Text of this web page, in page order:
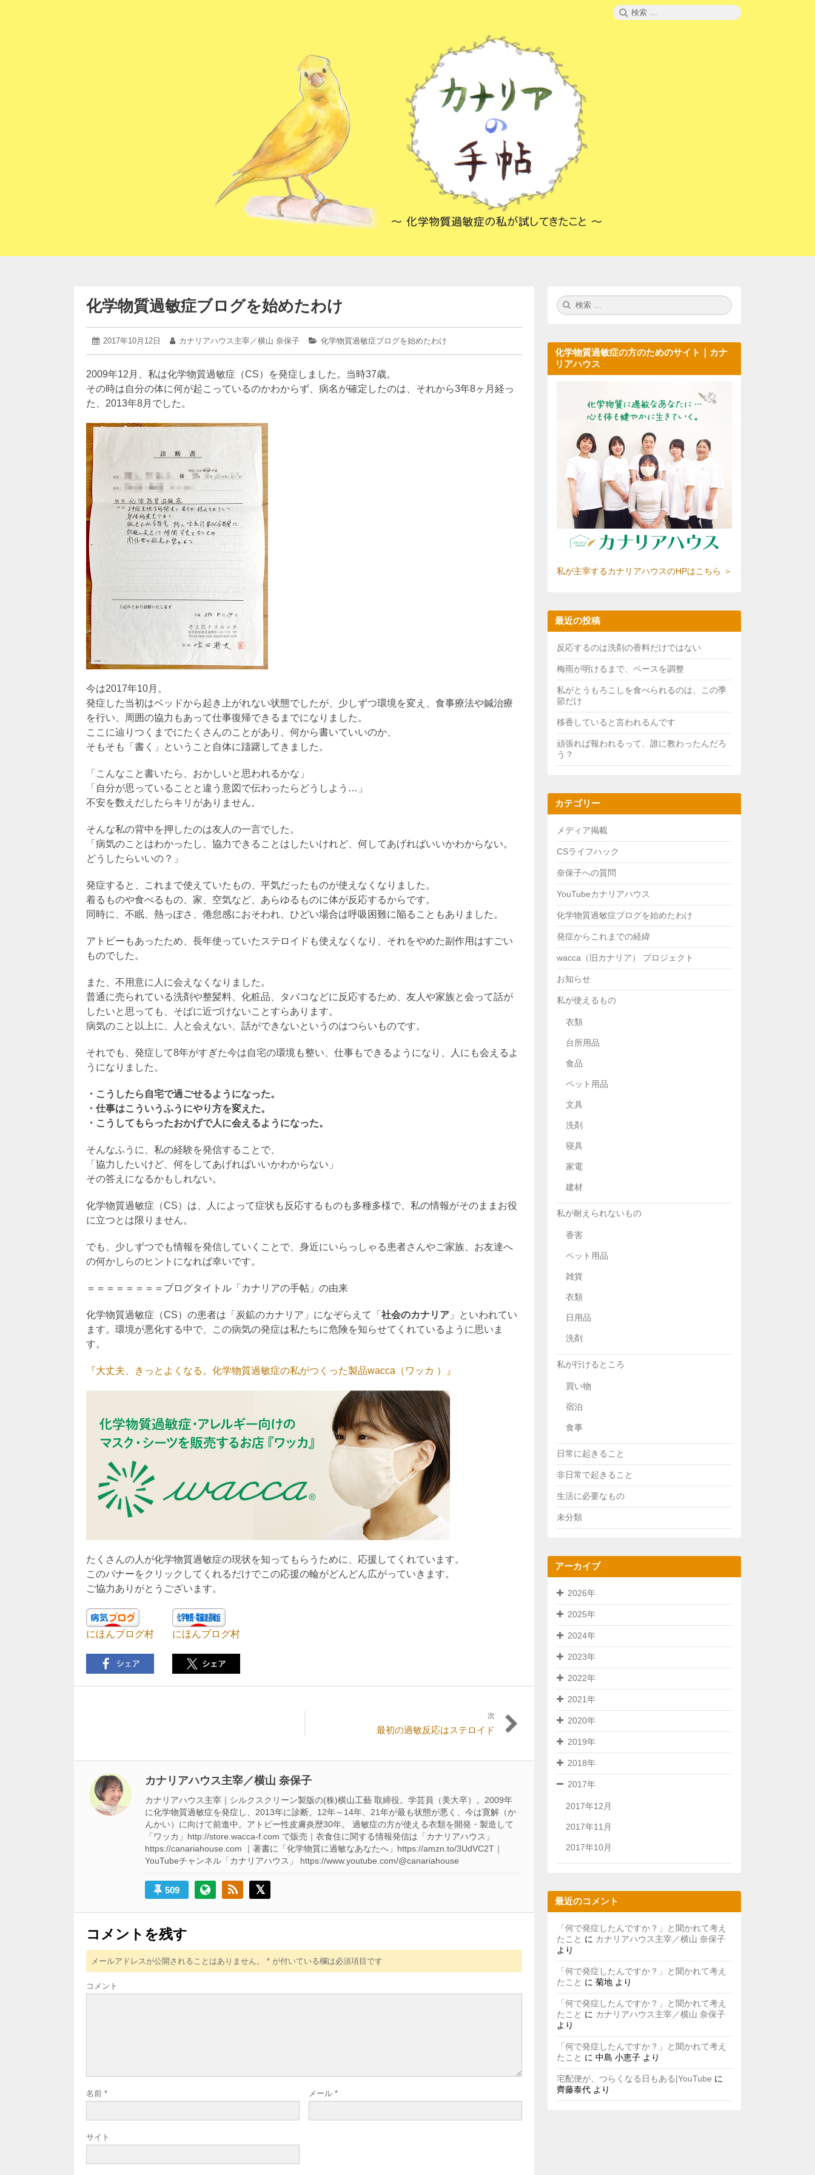
検
索:
化学物質過敏症ブログを始めたわけ
投
2017年10月12日
2020
月
5
日
投
カナリアハウス主宰／横山 奈保子
カ
リ
ー:
化学物質過敏症ブログを始めたわけ
2009年12月、私は化学物質過敏症（CS）を発症しました。当時37歳。
その時は自分の体に何が起こっているのかわからず、病名が確定したのは、それから3年8ヶ月経っ
た、2013年8月でした。
今は2017年10月。
発症した当初はベッドから起き上がれない状態でしたが、少しずつ環境を変え、食事療法や鍼治療
を行い、周囲の協力もあって仕事復帰できるまでになりました。
ここに辿りつくまでにたくさんのことがあり、何から書いていいのか、
そもそも「書く」ということ自体に躊躇してきました。
「こんなこと書いたら、おかしいと思われるかな」
「自分が思っていることと違う意図で伝わったらどうしよう…」
不安を数えだしたらキリがありません。
そんな私の背中を押したのは友人の一言でした。
「病気のことはわかったし、協力できることはしたいけれど、何してあげればいいかわからない。
どうしたらいいの？」
発症すると、これまで使えていたもの、平気だったものが使えなくなりました。
着るものや食べるもの、家、空気など、あらゆるものに体が反応するからです。
同時に、不眠、熱っぽさ、倦怠感におそわれ、ひどい場合は呼吸困難に陥ることもありました。
アトピーもあったため、長年使っていたステロイドも使えなくなり、それをやめた副作用はすごい
ものでした。
また、不用意に人に会えなくなりました。
普通に売られている洗剤や整髪料、化粧品、タバコなどに反応するため、友人や家族と会って話が
したいと思っても、そばに近づけないことすらあります。
病気のこと以上に、人と会えない、話ができないというのはつらいものです。
それでも、発症して8年がすぎた今は自宅の環境も整い、仕事もできるようになり、人にも会えるよ
うになりました。
・こうしたら自宅で過ごせるようになった。
・仕事はこういうふうにやり方を変えた。
・こうしてもらったおかげで人に会えるようになった。
そんなふうに、私の経験を発信することで、
「協力したいけど、何をしてあげればいいかわからない」
その答えになるかもしれない。
化学物質過敏症（CS）は、人によって症状も反応するものも多種多様で、私の情報がそのままお役
に立つとは限りません。
でも、少しずつでも情報を発信していくことで、身近にいらっしゃる患者さんやご家族、お友達へ
の何かしらのヒントになれば幸いです。
＝＝＝＝＝＝＝＝ブログタイトル「カナリアの手帖」の由来
化学物質過敏症（CS）の患者は「炭鉱のカナリア」になぞらえて「 社会のカナリア 」といわれてい
ます。環境が悪化する中で、この病気の発症は私たちに危険を知らせてくれているように思いま
す。
『大丈夫、きっとよくなる。化学物質過敏症の私がつくった製品wacca（ワッカ ）』
たくさんの人が化学物質過敏症の現状を知ってもらうために、応援してくれています。
このバナーをクリックしてくれるだけでこの応援の輪がどんどん広がっていきます。
ご協力ありがとうございます。
にほんブログ村 にほんブログ村
ナ
ビ
ゲ
ー
次
事:
最初の過敏反応はステロイド
カナリアハウス主宰／横山 奈保子
カナリアハウス主宰｜シルクスクリーン製版の(株)横山工藝 取締役。学芸員（美大卒）。2009年
に化学物質過敏症を発症し、2013年に診断。12年～14年、21年が最も状態が悪く、今は寛解（か
んかい）に向けて前進中。アトピー性皮膚炎歴30年。 過敏症の方が使える衣類を開発・製造して
「ワッカ」http://store.wacca-f.com で販売｜衣食住に関する情報発信は「カナリアハウス」
https://canariahouse.com ｜著書に「化学物質に過敏なあなたへ」https://amzn.to/3UdVC2T｜
YouTubeチャンネル「カナリアハウス」 https://www.youtube.com/@canariahouse
509
コメントを残す
メールアドレスが公開されることはありません。 * が付いている欄は必須項目です
コメント
名前 * メール *
サイト
検
索:
化学物質過敏症の方のためのサイト｜カナ
リアハウス
私が主宰するカナリアハウスのHPはこちら ＞
最近の投稿
反応するのは洗剤の香料だけではない
梅雨が明けるまで、ペースを調整
私がとうもろこしを食べられるのは、この季
節だけ
移香していると言われるんです
頑張れば報われるって、誰に教わったんだろ
う？
カテゴリー
メディア掲載
CSライフハック
奈保子への質問
YouTubeカナリアハウス
化学物質過敏症ブログを始めたわけ
発症からこれまでの経緯
wacca（旧カナリア） プロジェクト
お知らせ
私が使えるもの
衣類
台所用品
食品
ペット用品
文具
洗剤
寝具
家電
建材
私が耐えられないもの
香害
ペット用品
雑貨
衣類
日用品
洗剤
私が行けるところ
買い物
宿泊
食事
日常に起きること
非日常で起きること
生活に必要なもの
未分類
アーカイブ
2026年
2025年
2024年
2023年
2022年
2021年
2020年
2019年
2018年
2017年
2017年12月
2017年11月
2017年10月
最近のコメント
「何で発症したんですか？」と聞かれて考え
たこと に カナリアハウス主宰／横山 奈保子
より
「何で発症したんですか？」と聞かれて考え
たこと に 菊地 より
「何で発症したんですか？」と聞かれて考え
たこと に カナリアハウス主宰／横山 奈保子
より
「何で発症したんですか？」と聞かれて考え
たこと に 中島 小恵子 より
宅配便が、つらくなる日もある|YouTube に
齊藤泰代 より